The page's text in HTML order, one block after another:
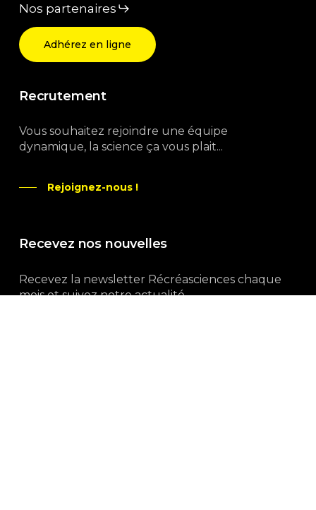
Nos partenaires
Adhérez en ligne
Recrutement
Vous souhaitez rejoindre une équipe
dynamique, la science ça vous plait...
Rejoignez-nous !
Recevez nos nouvelles
Recevez la newsletter Récréasciences chaque
mois et suivez notre actualité...